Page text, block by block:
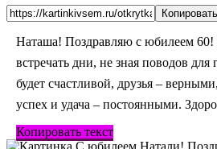
Наташа! Поздравляю с юбилеем
встречать дни, не зная поводов
будет счастливой, друзья –
успех и удача – постоянными.
Копировать текст